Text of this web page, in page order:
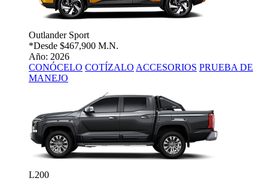
Outlander Sport
*Desde $467,900 M.N.
Año: 2026
CONÓCELO COTÍZALO ACCESORIOS PRUEBA DE
MANEJO
L200